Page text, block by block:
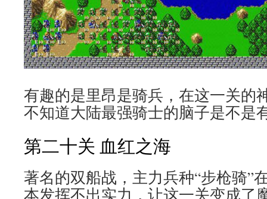
有趣的是里昂是骑兵，在这一关的
不知道大陆最强骑士的脑子是不是
第二十关 血红之海
著名的双船战，主力兵种“步枪骑”
本发挥不出实力，让这一关变成了